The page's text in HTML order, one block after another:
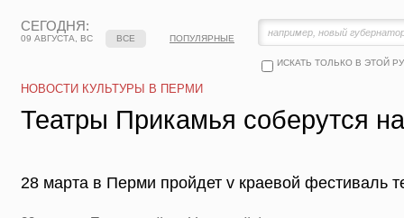
СЕГОДНЯ:
09 АВГУСТА, ВС
ИСКАТЬ ТОЛЬКО В ЭТОЙ
ВСЕ ПОПУЛЯРНЫЕ
НОВОСТИ КУЛЬТУРЫ В ПЕРМИ
Театры Прикамья соберутся
28 марта в Перми пройдет v краевой фестиваль